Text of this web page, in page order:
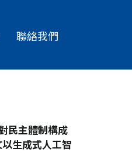
聯絡我們
民主體制構成
生成式人工智